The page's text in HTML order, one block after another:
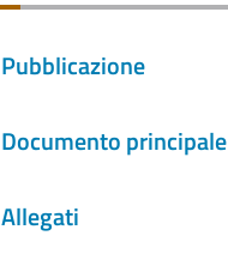
Pubblicazione
Documento principale
Allegati